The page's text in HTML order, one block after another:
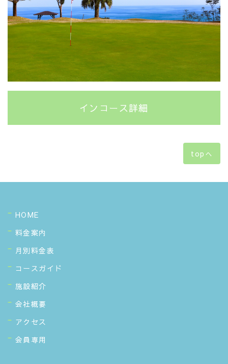
インコース詳細
topへ
HOME
料金案内
月別料金表
コースガイド
施設紹介
会社概要
アクセス
会員専用